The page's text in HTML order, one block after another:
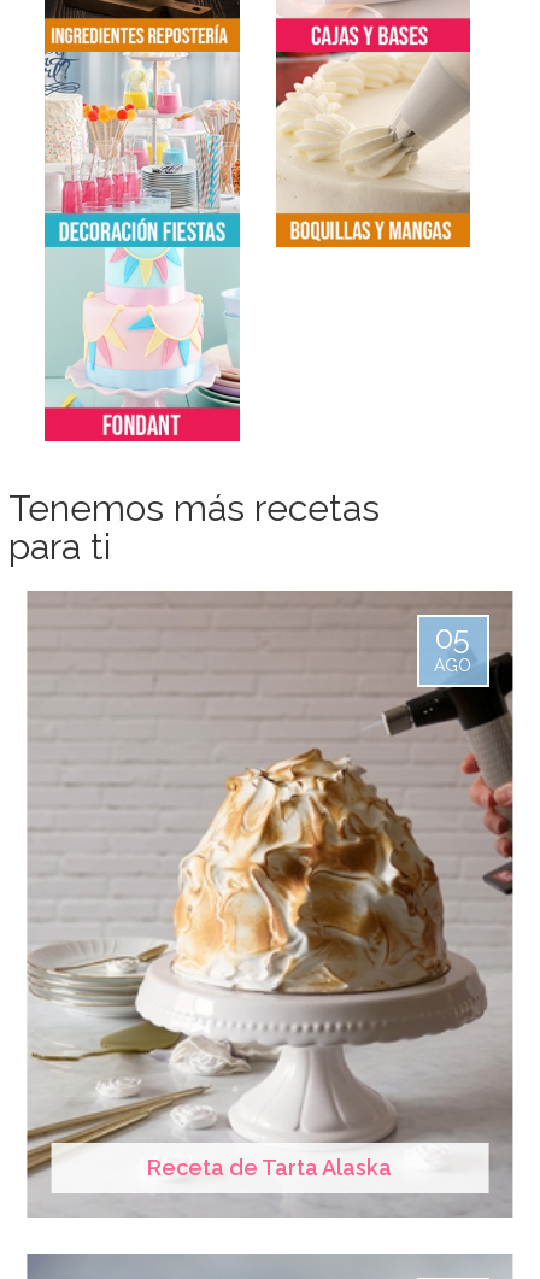
Tenemos más recetas
para ti
Receta de Tarta Alaska
05
AGO